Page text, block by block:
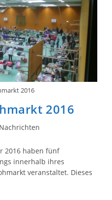
2016
2016
Nachrichten
2016 haben fünf
innerhalb ihres
veranstaltet. Dieses